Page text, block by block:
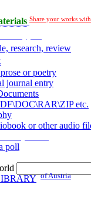
Share your works
research, review
or poetry
journal entry
etc.
or other audio
poll
of Austria